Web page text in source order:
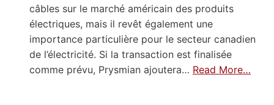
câbles sur le marché américain des produits
électriques, mais il revêt également une
importance particulière pour le secteur canadien
de l’électricité. Si la transaction est finalisée
comme prévu, Prysmian ajoutera… Read More…